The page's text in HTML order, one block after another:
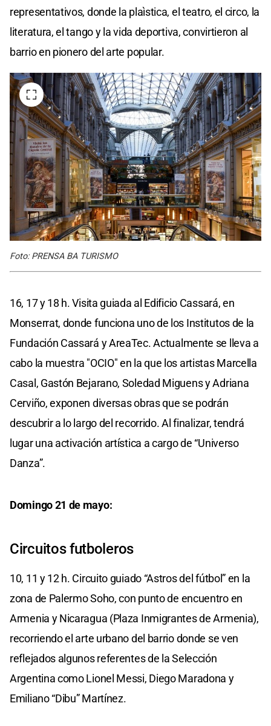
representativos, donde la plaìstica, el teatro, el circo, la
literatura, el tango y la vida deportiva, convirtieron al
barrio en pionero del arte popular.
Foto: PRENSA BA TURISMO
16, 17 y 18 h. Visita guiada al Edificio Cassará, en
Monserrat, donde funciona uno de los Institutos de la
Fundación Cassará y AreaTec. Actualmente se lleva a
cabo la muestra "OCIO" en la que los artistas Marcella
Casal, Gastón Bejarano, Soledad Miguens y Adriana
Cerviño, exponen diversas obras que se podrán
descubrir a lo largo del recorrido. Al finalizar, tendrá
lugar una activación artística a cargo de “Universo
Danza”.
Domingo 21 de mayo:
Circuitos futboleros
10, 11 y 12 h. Circuito guiado “Astros del fútbol” en la
zona de Palermo Soho, con punto de encuentro en
Armenia y Nicaragua (Plaza Inmigrantes de Armenia),
recorriendo el arte urbano del barrio donde se ven
reflejados algunos referentes de la Selección
Argentina como Lionel Messi, Diego Maradona y
Emiliano “Dibu” Martínez.